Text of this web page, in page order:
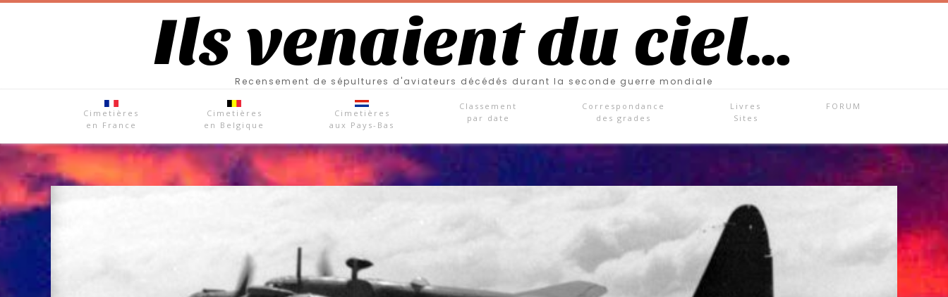
Ils venaient du ciel…
Recensement de sépultures d'aviateurs décédés durant la seconde guerre mondiale
Cimetières
en France
Cimetières
en Belgique
Cimetières
aux Pays-Bas
Classement
par date
Correspondance
des grades
Livres
Sites
FORUM